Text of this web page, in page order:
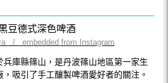
/ embedded from Instagram
兵庫縣篠山，是丹波篠山地區第一家生
吸引了手工釀製啤酒愛好者的關注。